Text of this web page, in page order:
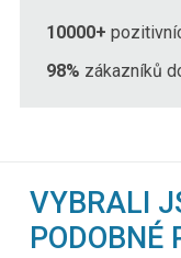
10000+
98% zákazníků
VYBRALI
PODOBNÉ